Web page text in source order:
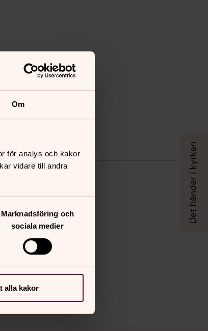
Om
för analys och kakor
vidare till andra
Marknadsföring och
sociala medier
alla kakor